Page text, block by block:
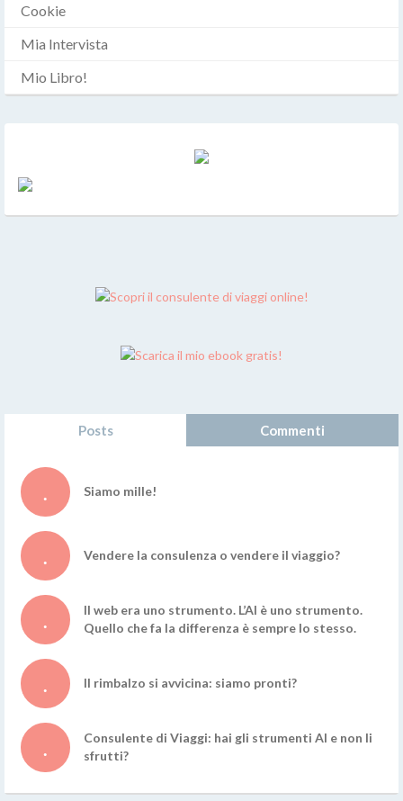
Cookie
Mia Intervista
Mio Libro!
Posts Commenti
Siamo mille!
Vendere la consulenza o vendere il viaggio?
Il web era uno strumento. L’AI è uno strumento.
Quello che fa la differenza è sempre lo stesso.
Il rimbalzo si avvicina: siamo pronti?
Consulente di Viaggi: hai gli strumenti AI e non li
sfrutti?